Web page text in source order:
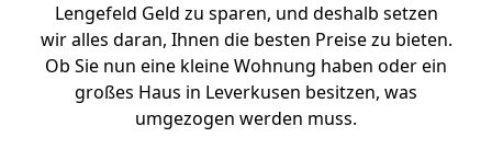
Lengefeld Geld zu sparen, und deshalb setzen
wir alles daran, Ihnen die besten Preise zu bieten.
Ob Sie nun eine kleine Wohnung haben oder ein
großes Haus in Leverkusen besitzen, was
umgezogen werden muss.